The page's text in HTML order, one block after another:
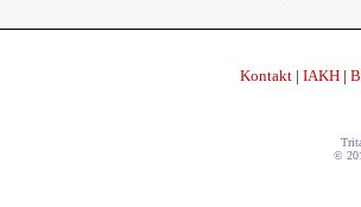
Kontakt | IAKH |
©